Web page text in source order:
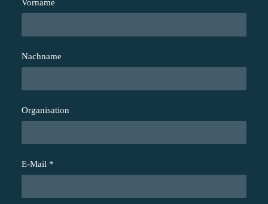
Vorname
Nachname
Organisation
E-Mail *